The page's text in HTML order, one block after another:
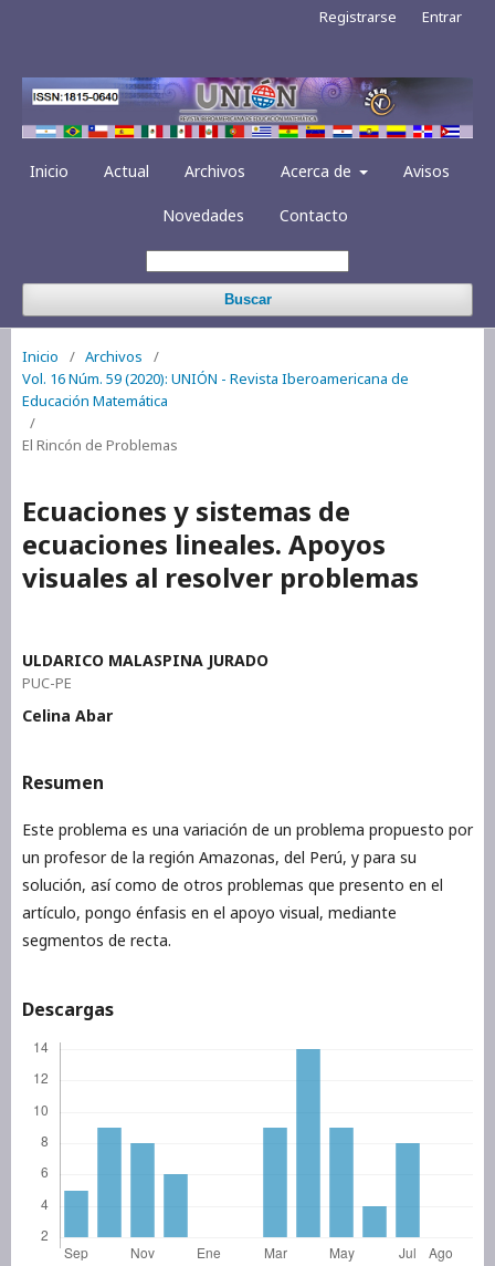
Inicio Actual Archivos Acerca de Avisos
Novedades Contacto
Buscar
Registrarse Entrar
Inicio / Archivos
/
Vol. 16 Núm. 59 (2020): UNIÓN - Revista Iberoamericana de
Educación Matemática
/
El Rincón de Problemas
Ecuaciones y sistemas de
ecuaciones lineales. Apoyos
visuales al resolver problemas
ULDARICO MALASPINA JURADO
PUC-PE
Celina Abar
Resumen
Este problema es una variación de un problema propuesto por
un profesor de la región Amazonas, del Perú, y para su
solución, así como de otros problemas que presento en el
artículo, pongo énfasis en el apoyo visual, mediante
segmentos de recta.
Descargas